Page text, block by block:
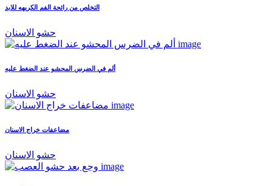
التخلص من رائحة الفم الكريهه للابد
حشو الاسنان
ألم في الضرس المحشو عند الضغط عليه
حشو الاسنان
مضاعفات خراج الاسنان
حشو الاسنان